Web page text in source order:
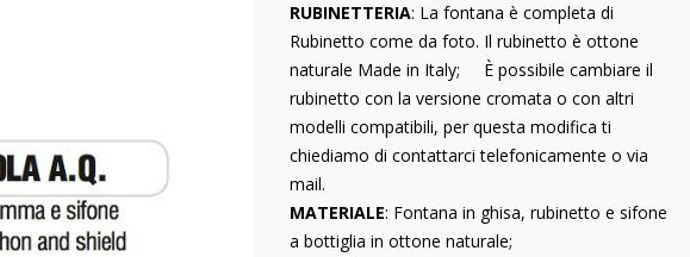
RUBINETTERIA: La fontana è completa di
Rubinetto come da foto. Il rubinetto è ottone
naturale Made in Italy; È possibile cambiare il
rubinetto con la versione cromata o con altri
modelli compatibili, per questa modifica ti
chiediamo di contattarci telefonicamente o via
mail.
MATERIALE: Fontana in ghisa, rubinetto e sifone
a bottiglia in ottone naturale;